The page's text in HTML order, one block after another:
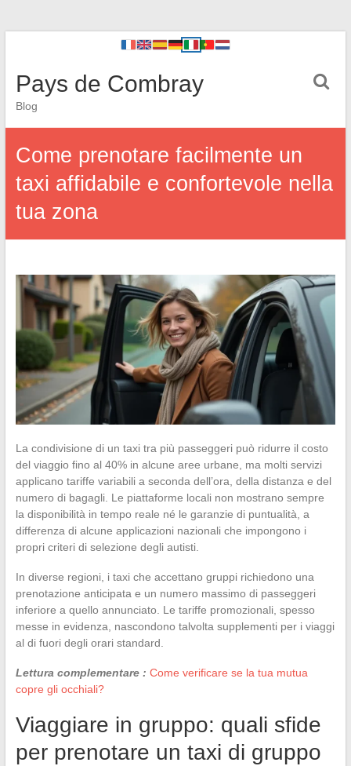
Pays de Combray
Blog
Come prenotare facilmente un
taxi affidabile e confortevole nella
tua zona
La condivisione di un taxi tra più passeggeri può ridurre il costo
del viaggio fino al 40% in alcune aree urbane, ma molti servizi
applicano tariffe variabili a seconda dell’ora, della distanza e del
numero di bagagli. Le piattaforme locali non mostrano sempre
la disponibilità in tempo reale né le garanzie di puntualità, a
differenza di alcune applicazioni nazionali che impongono i
propri criteri di selezione degli autisti.
In diverse regioni, i taxi che accettano gruppi richiedono una
prenotazione anticipata e un numero massimo di passeggeri
inferiore a quello annunciato. Le tariffe promozionali, spesso
messe in evidenza, nascondono talvolta supplementi per i viaggi
al di fuori degli orari standard.
Lettura complementare : Come verificare se la tua mutua
copre gli occhiali?
Viaggiare in gruppo: quali sfide
per prenotare un taxi di gruppo